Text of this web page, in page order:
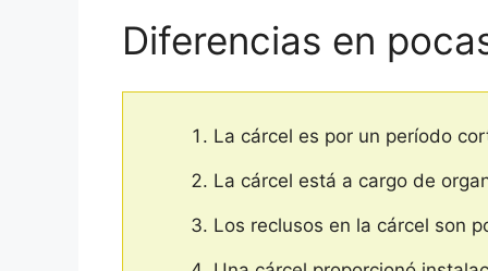
Diferencias en
La cárcel es por un período
La cárcel está a cargo de
Los reclusos en la cárcel son